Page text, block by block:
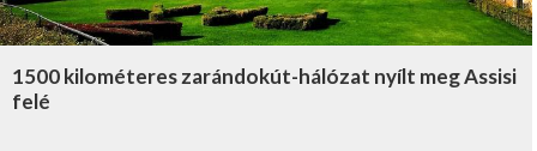
1500 kilométeres zarándokút-hálózat nyílt meg Assisi
felé